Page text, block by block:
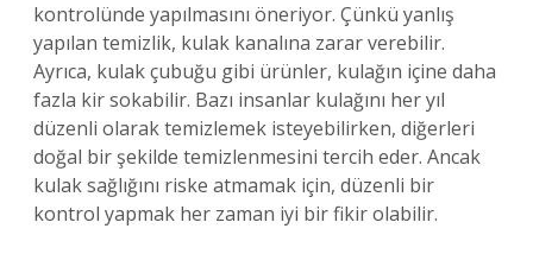
kontrolünde yapılmasını öneriyor. Çünkü yanlış
yapılan temizlik, kulak kanalına zarar verebilir.
Ayrıca, kulak çubuğu gibi ürünler, kulağın içine daha
fazla kir sokabilir. Bazı insanlar kulağını her yıl
düzenli olarak temizlemek isteyebilirken, diğerleri
doğal bir şekilde temizlenmesini tercih eder. Ancak
kulak sağlığını riske atmamak için, düzenli bir
kontrol yapmak her zaman iyi bir fikir olabilir.